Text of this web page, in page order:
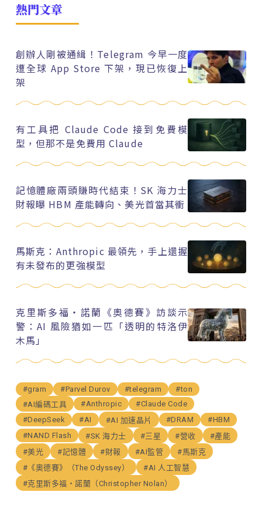
熱門文章
創辦人剛被通緝！Telegram 今早一度
遭全球 App Store 下架，現已恢復上
架
有工具把 Claude Code 接到免費模
型，但那不是免費用 Claude
記憶體廠兩頭賺時代結束！SK 海力士
財報曝 HBM 產能轉向、美光首當其衝
馬斯克：Anthropic 最領先，手上還握
有未發布的更強模型
克里斯多福・諾蘭《奧德賽》訪談示
警：AI 風險猶如一匹「透明的特洛伊
木馬」
#gram #Parvel Durov #telegram
#ton
#AI編碼工具
#Anthropic
#Claude Code
#DeepSeek
#AI #AI 加速晶片 #DRAM
#HBM
#NAND Flash
#SK 海力士 #三星 #營收
#產能
#美光
#記憶體 #財報 #AI監管
#馬斯克
#《奧德賽》（The Odyssey）
#AI 人工智慧
#克里斯多福・諾蘭（Christopher Nolan）